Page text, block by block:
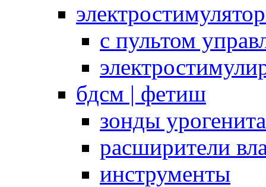
с пультом
бдсм | фетиш
зонды
расширители
инструменты